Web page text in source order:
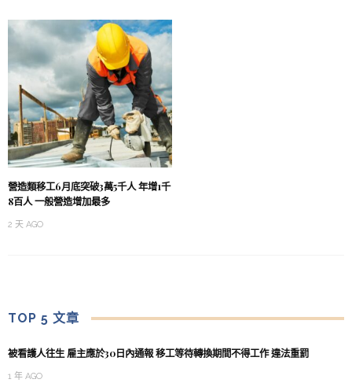
營造類移工6月底突破3萬5千人 年增1千
8百人 一般營造增加最多
2 天 AGO
TOP 5 文章
被看護人往生 雇主應於30日內通報 移工等待轉換期間不得工作 違法重罰
1 年 AGO